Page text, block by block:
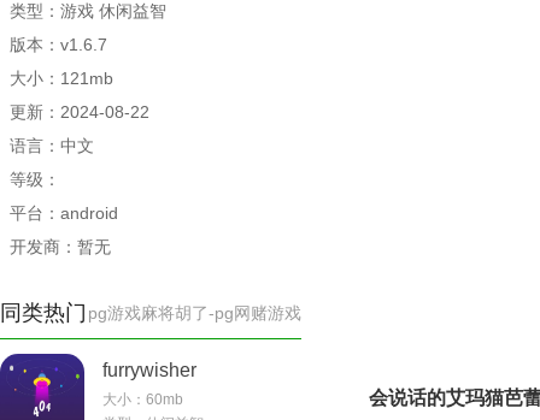
类型：游戏 休闲益智
版本：v1.6.7
大小：121mb
更新：2024-08-22
语言：中文
等级：
平台：android
开发商：暂无
pg游戏麻将胡了-pg网赌游戏
同类热门
furrywisher
大小： 60mb
会说话的艾玛猫芭